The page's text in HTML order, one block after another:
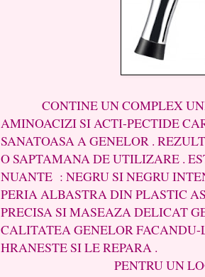
CONTINE UN COMPLEX
AMINOACIZI SI ACTI-PECTIDE
SANATOASA A GENELOR .
O SAPTAMANA DE UTILIZARE .
NUANTE : NEGRU SI NEGRU
PERIA ALBASTRA DIN PLASTIC
PRECISA SI MASEAZA DELICAT
CALITATEA GENELOR
HRANESTE SI LE REPARA .
PENTRU UN LOOK